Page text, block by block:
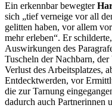
Ein erkennbar bewegter
sich „tief verneige vor all
gelitten haben, vor allem
mehr erleben“. Er
Auswirkungen des
Tuscheln der Nachbarn,
Verlust des Arbeitsplatzes,
Entdecktwerden, vor
die zur Tarnung
dadurch auch Partnerinnen